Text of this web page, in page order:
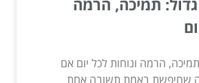
תמיכה, הרמה ונוחות לכל יום אם
שחיפשת באמת תשובה אחת